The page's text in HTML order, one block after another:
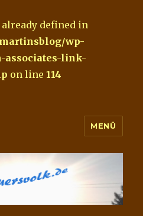
already defined in
wp-
associates-link-
on line 114
MENÜ